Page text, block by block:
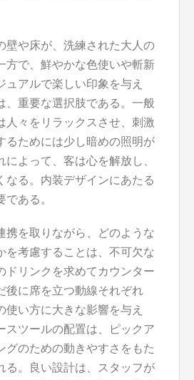
壁や床が、洗練された大人の
方で、鮮やかな色使いや斬新
ュアルで楽しい印象を与え
、重要な選択肢である。一般
人々をリラックスさせ、刺激
るためには少し暗めの照明が
よって、客は心を解放し、
なる。内装デザインにあたる
ある。
携を取りながら、どのような
を考慮することは、不可欠な
ドリンクを求めてカウンター
後に席を立つ動線それぞれ
使い方に大きな影響を与え
スツールの配置は、ピックア
グのための動きやすさをもた
る。良い設計は、スタッフが